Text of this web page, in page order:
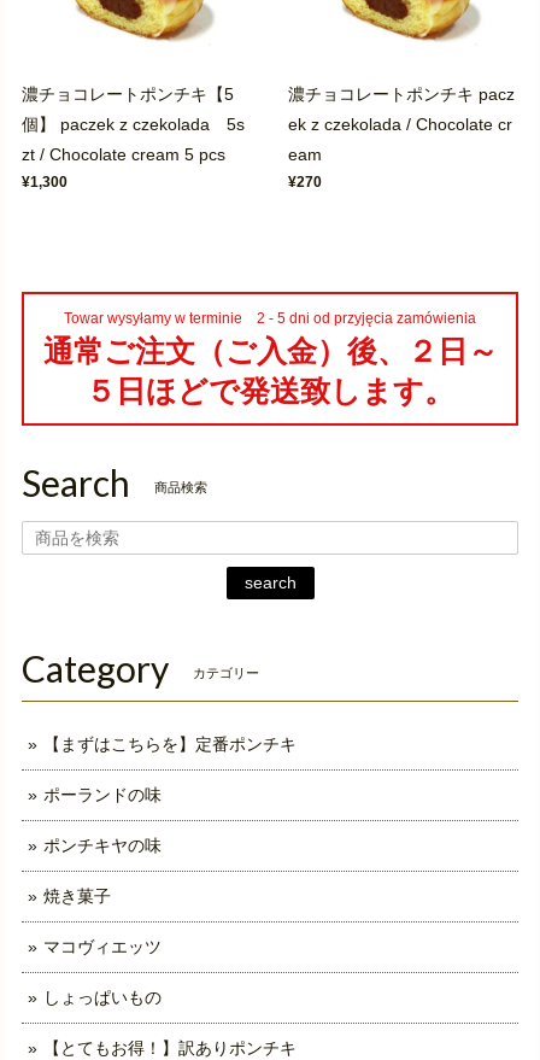
濃チョコレートポンチキ【5
個】 paczek z czekolada 5s
zt / Chocolate cream 5 pcs
¥1,300
濃チョコレートポンチキ pacz
ek z czekolada / Chocolate cr
eam
¥270
Towar wysyłamy w terminie 2 - 5 dni od przyjęcia zamówienia
通常ご注文（ご入金）後、２日～
５日ほどで発送致します。
Search 商品検索
search
Category カテゴリー
【まずはこちらを】定番ポンチキ
ポーランドの味
ポンチキヤの味
焼き菓子
マコヴィエッツ
しょっぱいもの
【とてもお得！】訳ありポンチキ